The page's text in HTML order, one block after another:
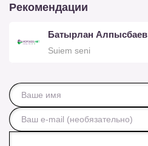
Рекомендации
Батырлан Алпысбаев
Suiem seni